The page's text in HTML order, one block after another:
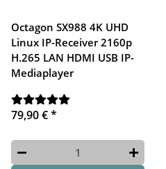
Octagon SX988 4K UHD
Linux IP-Receiver 2160p
H.265 LAN HDMI USB IP-
Mediaplayer
79,90 €*